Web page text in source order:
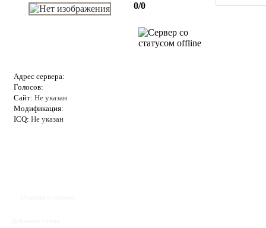
0/0
Адрес сервера:
Голосов:
Сайт: Не указан
Модификация:
ICQ: Не указан